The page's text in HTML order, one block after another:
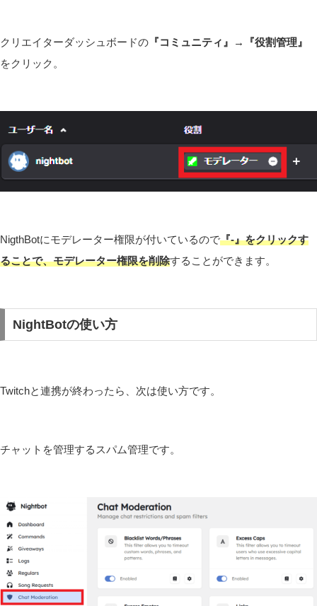
クリエイターダッシュボードの 『コミュニティ』→『役割管理』
をクリック。
NigthBotにモデレーター権限が付いているので『-』をクリックす
ることで、モデレーター権限を削除することができます。
NightBotの使い方
Twitchと連携が終わったら、次は使い方です。
チャットを管理するスパム管理です。